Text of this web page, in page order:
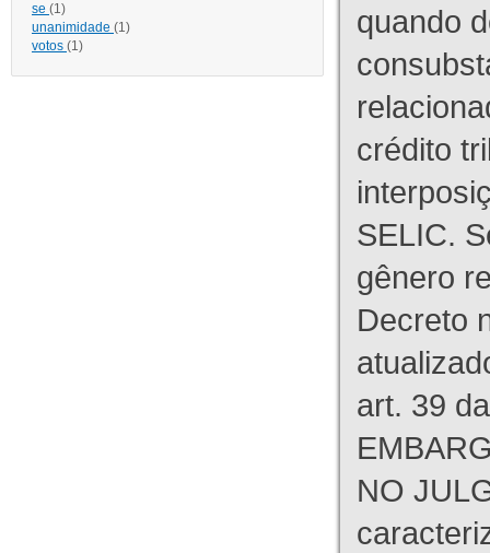
se (1)
unanimidade (1)
votos (1)
quando
crédito
SELIC.
gênero
Decreto
art. 39
NO